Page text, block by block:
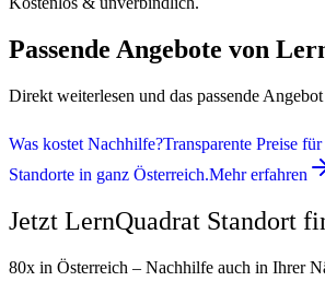
Passende Angebote von
Direkt weiterlesen und das passende
Was kostet Nachhilfe?Transparente Preise
Standorte in ganz Österreich.Mehr erfahren
Jetzt LernQuadrat Standort
80x in Österreich – Nachhilfe auch in Ihrer